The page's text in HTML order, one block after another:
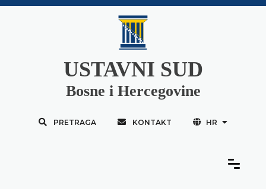
USTAVNI SUD
Bosne i Hercegovine
PRETRAGA KONTAKT HR